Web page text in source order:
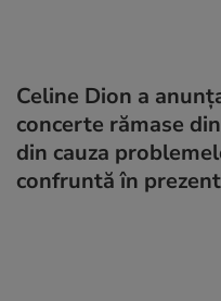
Celine Dion a
concerte rămase
din cauza
confruntă în